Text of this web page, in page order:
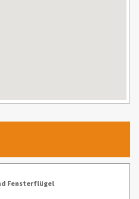
Fensterflügel